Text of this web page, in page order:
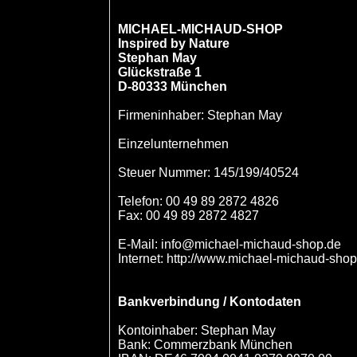
MICHAEL-MICHAUD-SHOP
Inspired by Nature
Stephan May
Glückstraße 1
D-80333 München
Firmeninhaber: Stephan May
Einzelunternehmen
Steuer Nummer: 145/199/40524
Telefon: 00 49 89 2872 4826
Fax: 00 49 89 2872 4827
E-Mail: info@michael-michaud-shop.de
Internet: http://www.michael-michaud-
Bankverbindung / Kontodaten
Kontoinhaber: Stephan May
Bank: Commerzbank München